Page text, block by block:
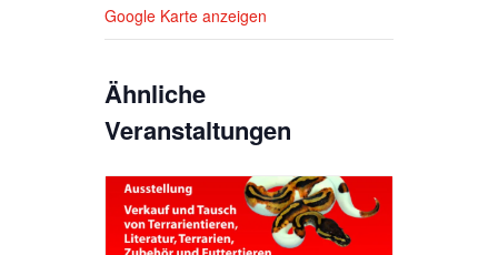
Google Karte anzeigen
Ähnliche
Veranstaltungen